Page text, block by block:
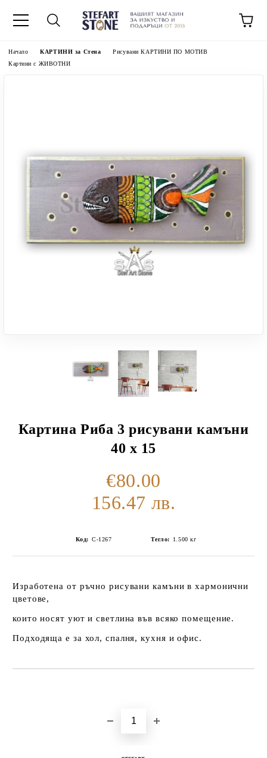
Начало КАРТИНИ за Стена
Рисувани КАРТИНИ ПО МОТИВ
Картини с ЖИВОТНИ
Картина Риба 3 рисувани камъни
40 х 15
€80.00
156.47 лв.
Код: С-1267 Тегло: 1.500 кг
Изработена от ръчно рисувани камъни в хармонични
цветове,
които носят уют и светлина във всяко помещение.
Подходяща е за хол, спалня, кухня и офис.